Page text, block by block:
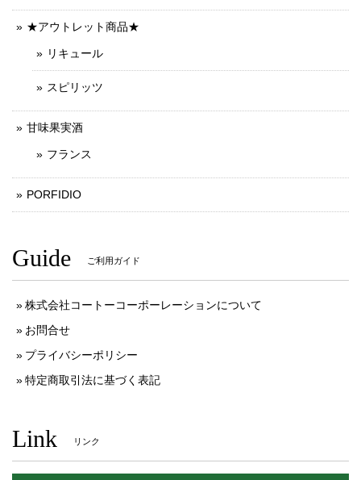
★アウトレット商品★
リキュール
スピリッツ
甘味果実酒
フランス
PORFIDIO
Guide ご利用ガイド
株式会社コートーコーポーレーションについて
お問合せ
プライバシーポリシー
特定商取引法に基づく表記
Link リンク